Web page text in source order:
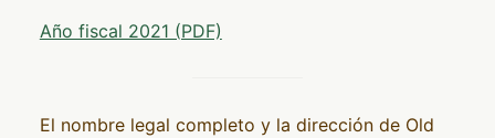
Año fiscal 2021 (PDF)
El nombre legal completo y la dirección de Old